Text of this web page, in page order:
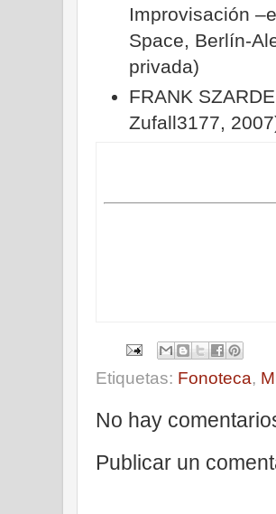
Improvisación
Space, Berlín-
privada)
FRANK
Zufall3177,
Etiquetas: Fonoteca,
No hay
Publicar un